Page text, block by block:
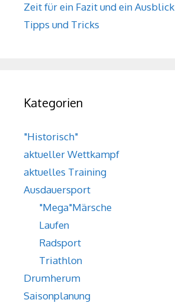
Zeit für ein Fazit und ein Ausblick
Tipps und Tricks
Kategorien
"Historisch"
aktueller Wettkampf
aktuelles Training
Ausdauersport
"Mega"Märsche
Laufen
Radsport
Triathlon
Drumherum
Saisonplanung